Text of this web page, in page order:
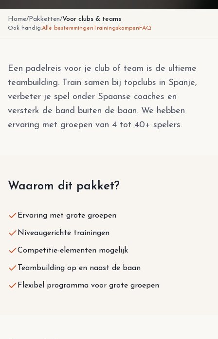
Home/Pakketten/Voor clubs & teams
Ook handig:Alle bestemmingenTrainingskampen FAQ
Een padelreis voor je club of team is de ultieme
teambuilding. Train samen bij topclubs in Spanje,
verbeter je spel onder Spaanse coaches en
versterk de band buiten de baan. We hebben
ervaring met groepen van 4 tot 40+ spelers.
Waarom dit pakket?
Ervaring met grote groepen
Niveaugerichte trainingen
Competitie-elementen mogelijk
Teambuilding op en naast de baan
Flexibel programma voor grote groepen